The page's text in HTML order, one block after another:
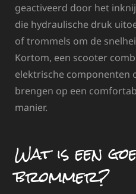
geactiveerd door het
die hydraulische druk
of trommels om de
Kortom, een scooter
elektrische componenten
brengen op een
manier.
Wat is een
brommer?